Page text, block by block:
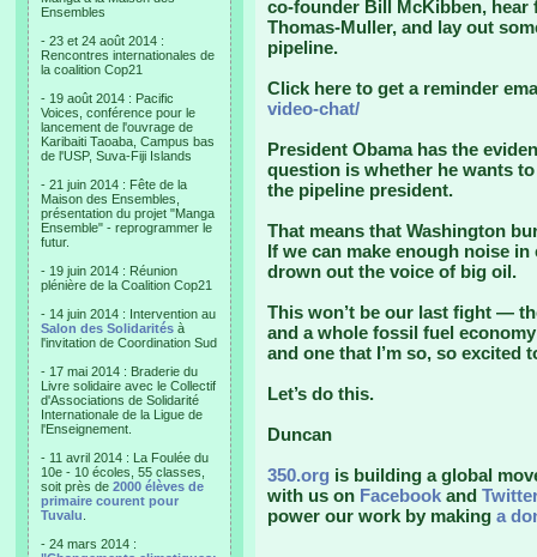
Ensembles
- 23 et 24 août 2014 :
Rencontres internationales de
la coalition Cop21
- 19 août 2014 : Pacific
Voices, conférence pour le
lancement de l'ouvrage de
Karibaiti Taoaba, Campus bas
de l'USP, Suva-Fiji Islands
- 21 juin 2014 : Fête de la
Maison des Ensembles,
présentation du projet "Manga
Ensemble" - reprogrammer le
futur.
- 19 juin 2014 : Réunion
plénière de la Coalition Cop21
- 14 juin 2014 : Intervention au
Salon des Solidarités à
l'invitation de Coordination Sud
- 17 mai 2014 : Braderie du
Livre solidaire avec le Collectif
d'Associations de Solidarité
Internationale de la Ligue de
l'Enseignement.
- 11 avril 2014 : La Foulée du
10e - 10 écoles, 55 classes,
soit près de 2000 élèves de
primaire courent pour
Tuvalu
- 24 mars 2014 :
co-founder Bill McKibben, hear
Thomas-Muller, and lay out
pipeline.
Click here to get a reminder
video-chat/
President Obama has the
question is whether he wants
the pipeline president.
That means that Washington
If we can make enough noise
drown out the voice of big oil.
This won’t be our last fight —
and a whole fossil fuel
and one that I’m so, so excited
Let’s do this.
Duncan
350.org is building a global
with us on Facebook and Twitter
power our work by making a